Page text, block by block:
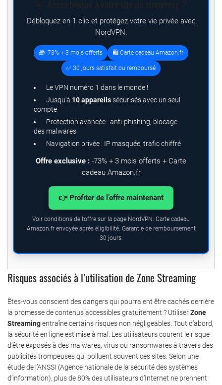
Débloquez en 1 clic et protégez votre vie privée avec
NordVPN.
🎁 -73% + 3 mois offerts 🛍️ Carte cadeau Amazon.fr
✅ 30 jours satisfait ou remboursé
Le VPN numéro 1 dans le monde !
Jusqu’à 10 appareilssécurisés avec un seul
compte
Protection avancée : anti-phishing, blocage
des malwares
Navigation privée : IP masquée, trafic chiffré
Offre exclusive : -73% + 3 mois offerts + Carte
cadeau Amazon.fr
👉 Profiter de l’offre maintenant
Voir conditions de l’offre sur la page NordVPN. Carte cadeau
Amazon.fr envoyée après éligibilité. Garantie de remboursement
30 jours.
Risques associés à l’utilisation de Zone Streaming
Êtes-vous conscient des dangers qui pourraient être cachés derrière
la promesse de contenus accessibles gratuitement ? UtiliserZone
Streamingentraîne certains risques non négligeables. Tout d’abord,
la sécurité en ligne est mise à mal. Les utilisateurs courent le risque
d’être exposés à des malwares, virus ou ransomwares à travers des
publicités trompeuses qui polluent souvent ces sites. Selon une
étude de l’ANSSI (Agence nationale de la sécurité des systèmes
d’information), plus de 80% des utilisateurs d’Internet ne prennent